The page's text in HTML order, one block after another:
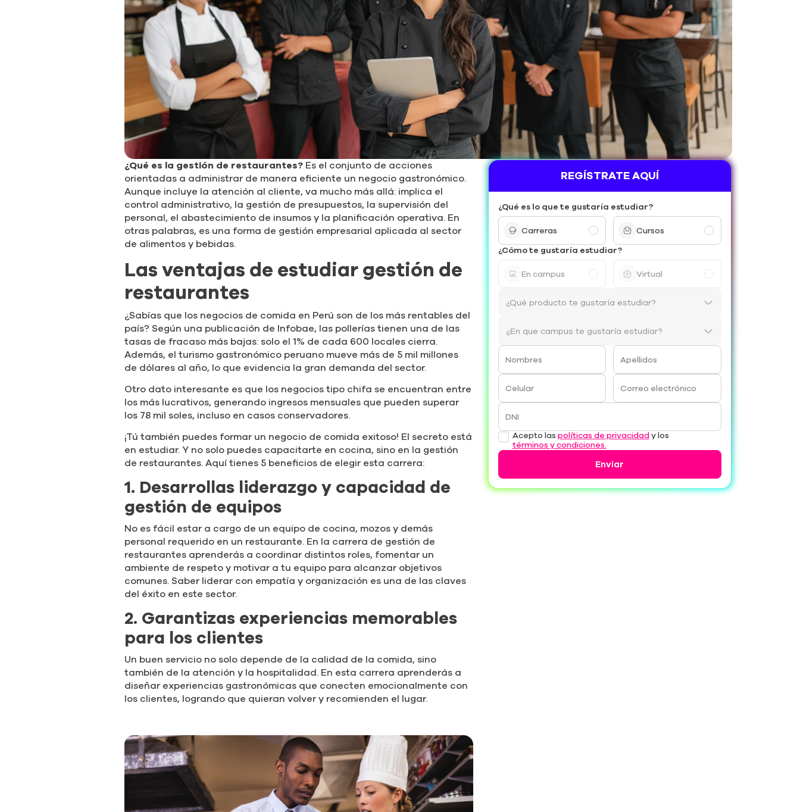
¿Qué es la gestión de restaurantes? Es el conjunto de acciones
orientadas a administrar de manera eficiente un negocio gastronómico.
Aunque incluye la atención al cliente, va mucho más allá: implica el
control administrativo, la gestión de presupuestos, la supervisión del
personal, el abastecimiento de insumos y la planificación operativa. En
otras palabras, es una forma de gestión empresarial aplicada al sector
de alimentos y bebidas.
Las ventajas de estudiar gestión de
restaurantes
¿Sabías que los negocios de comida en Perú son de los más rentables del
país? Según una publicación de Infobae, las pollerías tienen una de las
tasas de fracaso más bajas: solo el 1% de cada 600 locales cierra.
Además, el turismo gastronómico peruano mueve más de 5 mil millones
de dólares al año, lo que evidencia la gran demanda del sector.
Otro dato interesante es que los negocios tipo chifa se encuentran entre
los más lucrativos, generando ingresos mensuales que pueden superar
los 78 mil soles, incluso en casos conservadores.
¡Tú también puedes formar un negocio de comida exitoso! El secreto está
en estudiar. Y no solo puedes capacitarte en cocina, sino en la gestión
de restaurantes. Aquí tienes 5 beneficios de elegir esta carrera:
1. Desarrollas liderazgo y capacidad de
gestión de equipos
No es fácil estar a cargo de un equipo de cocina, mozos y demás
personal requerido en un restaurante. En la carrera de gestión de
restaurantes aprenderás a coordinar distintos roles, fomentar un
ambiente de respeto y motivar a tu equipo para alcanzar objetivos
comunes. Saber liderar con empatía y organización es una de las claves
del éxito en este sector.
2. Garantizas experiencias memorables
para los clientes
Un buen servicio no solo depende de la calidad de la comida, sino
también de la atención y la hospitalidad. En esta carrera aprenderás a
diseñar experiencias gastronómicas que conecten emocionalmente con
los clientes, logrando que quieran volver y recomienden el lugar.
REGÍSTRATE AQUÍ
¿Qué es lo que te gustaría estudiar?
Carreras
Cursos
¿Cómo te gustaría estudiar?
En campus Virtual
Nombres Apellidos
Celular Correo electrónico
DNI
Acepto las políticas de privacidady los
términos y condiciones.
Enviar